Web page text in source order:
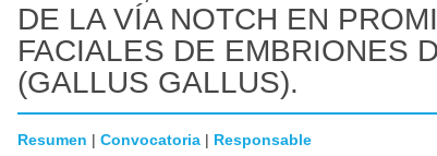
DE LA VÍA NOTCH EN
FACIALES DE EMBRIONES
(GALLUS GALLUS).
Resumen | Convocatoria | Responsable